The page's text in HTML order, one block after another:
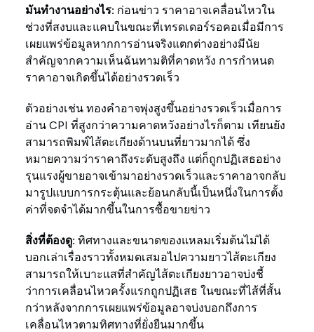
มันทำงานอย่างไร: ก่อนข่าว ราคาอาจเคลื่อนไหวใน
ช่วงที่สงบและแคบในขณะที่เทรดเดอร์รอคอเมื่อมีการ
เผยแพร่ข้อมูลหากการอ่านจริงแตกต่างอย่างมีนัย
สำคัญจากความเห็นฉันทามติที่คาดหวัง การกำหนด
ราคาอาจเกิดขึ้นได้อย่างรวดเร็ว
ตัวอย่างเช่น ทองคำอาจพุ่งสูงขึ้นอย่างรวดเร็วเมื่อการ
อ่าน CPI ที่สูงกว่าความคาดหวังอย่างไรก็ตาม เทียนยัง
สามารถพิมพ์ไส้ตะเกียงด้านบนที่ยาวมากได้ ซึ่ง
หมายความว่าราคาถึงระดับสูงถึง แต่ก็ถูกปฏิเสธอย่าง
รุนแรงผู้ขายอาจเข้ามาอย่างรวดเร็วและราคาอาจกลับ
มารูปแบบการกระตุ้นและย้อนกลับนี้เป็นหนึ่งในการตั้ง
ค่าที่จดจำได้มากขึ้นในการซื้อขายข่าว
สิ่งที่ต้องดู: ทิศทางและขนาดของแหลมเริ่มต้นไม่ได้
บอกเล่าเรื่องราวทั้งหมดเสมอไปความยาวไส้ตะเกียง
สามารถให้เบาะแสที่สำคัญไส้ตะเกียงยาวอาจบ่งชี้
ว่าการเคลื่อนไหวครั้งแรกถูกปฏิเสธ ในขณะที่ไส้ที่สั้น
กว่าหลังจากการเผยแพร่ข้อมูลอาจบ่งบอกถึงการ
เคลื่อนไหวตามทิศทางที่ยั่งยืนมากขึ้น